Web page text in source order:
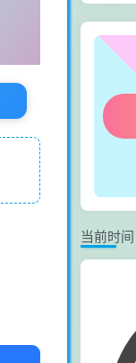
当前时间